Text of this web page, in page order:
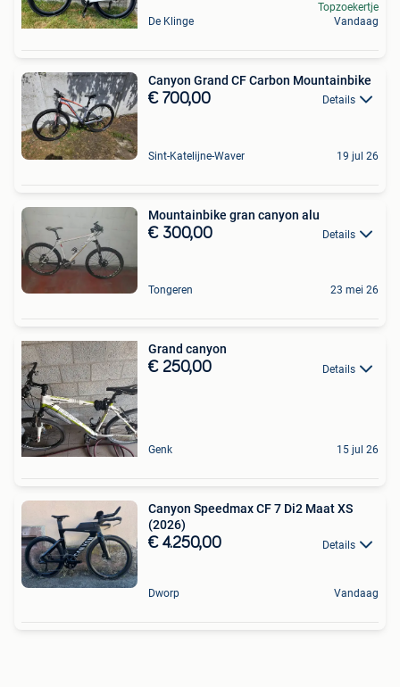
De Klinge
Topzoekertje
Vandaag
Canyon Grand CF Carbon Mountainbike
€ 700,00 Details
Sint-Katelijne-Waver 19 jul 26
Mountainbike gran canyon alu
€ 300,00 Details
Tongeren 23 mei 26
Grand canyon
€ 250,00 Details
Genk 15 jul 26
Canyon Speedmax CF 7 Di2 Maat XS
(2026)
€ 4.250,00 Details
Dworp Vandaag